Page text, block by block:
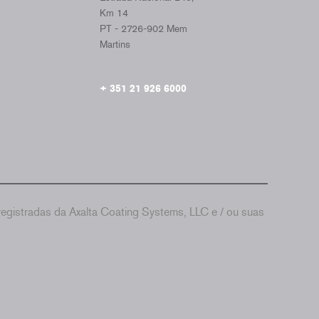
Km 14
PT - 2726-902 Mem
Martins
+ 351 21 926 6000
da Axalta Coating Systems, LLC e / ou suas